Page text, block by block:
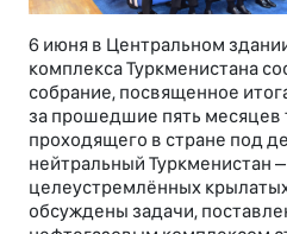
6 июня в Центральном
комплекса Туркменистана
собрание, посвященное
за прошедшие пять месяцев
проходящего в стране под
нейтральный Туркменистан
целеустремлённых
обсуждены задачи,